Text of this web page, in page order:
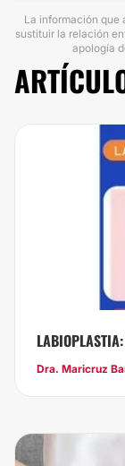
La información que
sustituir la relación
apología
Dra. Maricruz